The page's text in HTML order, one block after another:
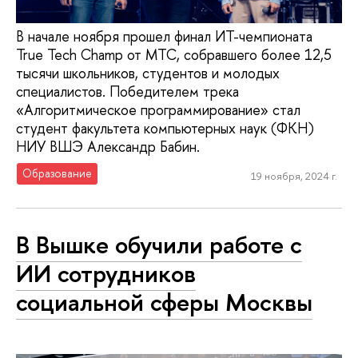
В начале ноября прошел финал ИТ-чемпионата
True Tech Champ от МТС, собравшего более 12,5
тысячи школьников, студентов и молодых
специалистов. Победителем трека
«Алгоритмическое программирование» стал
студент факультета компьютерных наук (ФКН)
НИУ ВШЭ Александр Бабин.
Образование 19 ноября, 2024 г.
В Вышке обучили работе с
ИИ сотрудников
социальной сферы Москвы